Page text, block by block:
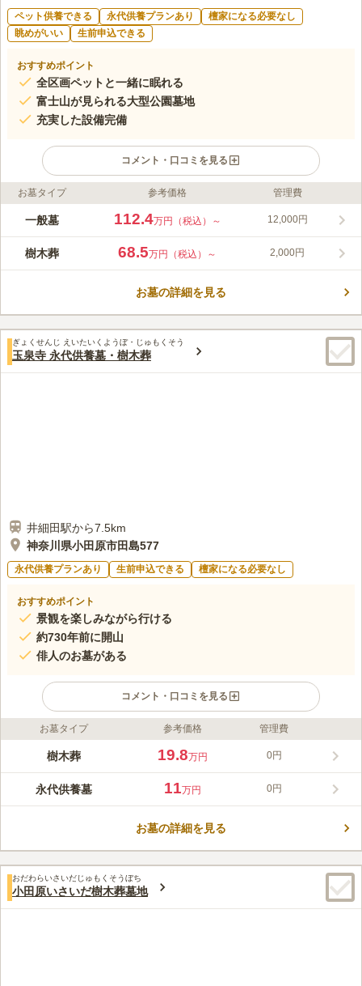
ペット供養できる 永代供養プランあり
檀家になる必要なし
眺めがいい
生前申込できる
おすすめポイント
全区画ペットと一緒に眠れる
富士山が見られる大型公園墓地
充実した設備完備
コメント・口コミを見る
ライフドット編集部のコメント
小田原中央霊園は、2020年4月にオープンしたばかりの新しい霊
所にあります。参道は平坦で陽当たり良好、天気が良い日には富
士山を望むことができるほど開放感があります。また、ペットと
めお墓の継承者を心配する必要はありません。
みんなの評価
4.8 口コミ1件
60代女性
参拝に便利で、お墓から富士山も見える環境はうれしい。
お墓タイプ 参考価格 管理費
一般墓 112.4万円（税込）～ 12,000円
樹木葬 68.5万円（税込）～ 2,000円
お墓の詳細を見る
ぎょくせんじ えいたいくようぼ・じゅもくそう
玉泉寺 永代供養墓・樹木葬
井細田駅から7.5km
神奈川県小田原市田島577
永代供養プランあり 生前申込できる 檀家になる必要なし
おすすめポイント
景観を楽しみながら行ける
約730年前に開山
俳人のお墓がある
コメント・口コミを見る
ライフドット編集部のコメント
西湘バイパス「国府津インター」から車で約6分の場所にある玉
門外には「経石名号石」があり、往古唐の国より大般若経が渡来
する際に船底に積まれていたものと言われています。 由緒正し
剣沢川沿いに綺麗な桜並木があるので、春のお参り時はお花見を
この霊園はまだ誰からも評価されていません。
お墓タイプ 参考価格 管理費
樹木葬 19.8万円 0円
永代供養墓 11万円 0円
お墓の詳細を見る
おだわらいさいだじゅもくそうぼち
小田原いさいだ樹木葬墓地